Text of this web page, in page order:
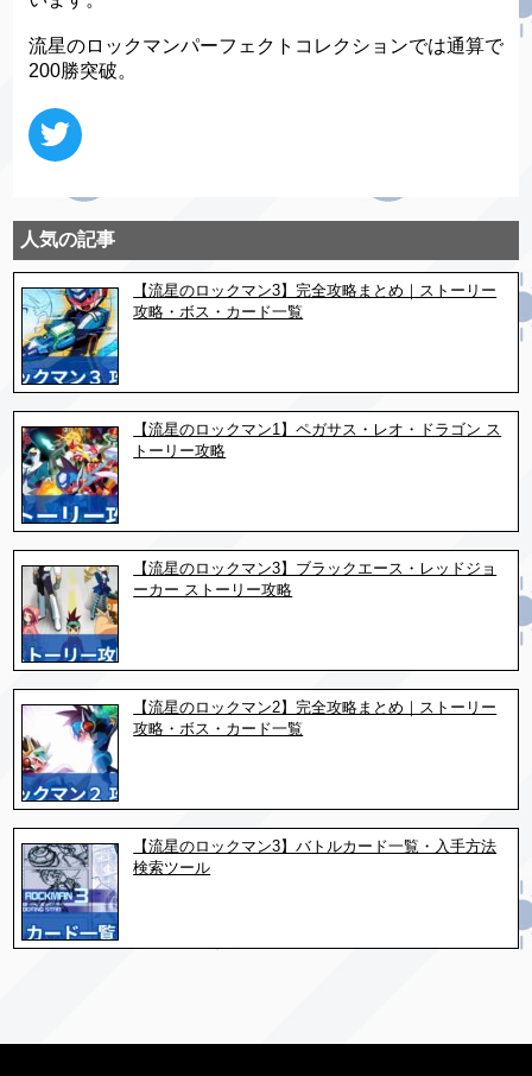
流星のロックマンパーフェクトコレクションでは通算で
200勝突破。
人気の記事
【流星のロックマン3】完全攻略まとめ｜ストーリー
攻略・ボス・カード一覧
【流星のロックマン1】ペガサス・レオ・ドラゴン ス
トーリー攻略
【流星のロックマン3】ブラックエース・レッドジョ
ーカー ストーリー攻略
【流星のロックマン2】完全攻略まとめ｜ストーリー
攻略・ボス・カード一覧
【流星のロックマン3】バトルカード一覧・入手方法
検索ツール